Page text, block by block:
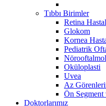
Tıbbı Birimler
Retina
Glokom
Kornea
Pediatrik
Oküloplasti
Uvea
Az
Ön
Doktorlarımız